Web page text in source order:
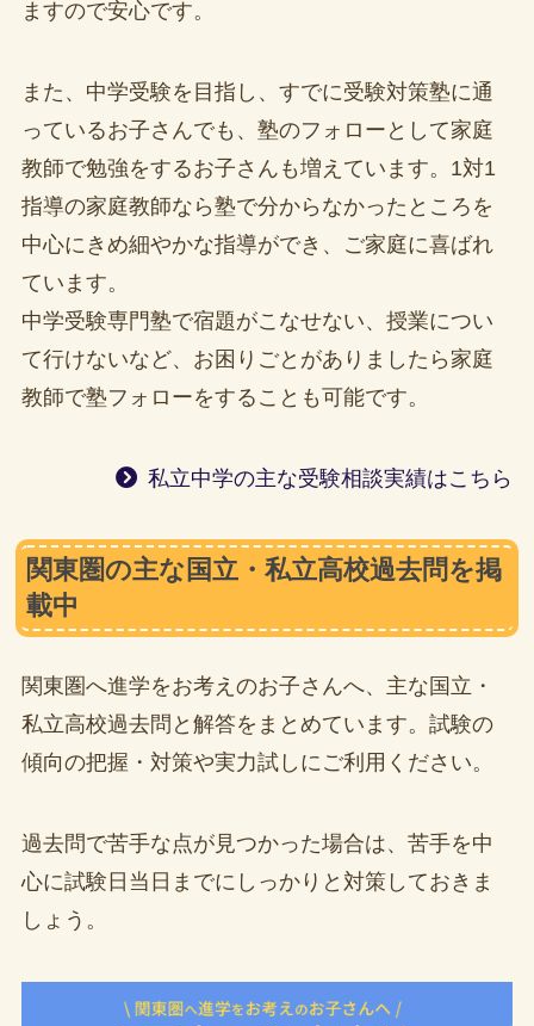
ますので安心です。
また、中学受験を目指し、すでに受験対策塾に通
っているお子さんでも、塾のフォローとして家庭
教師で勉強をするお子さんも増えています。1対1
指導の家庭教師なら塾で分からなかったところを
中心にきめ細やかな指導ができ、ご家庭に喜ばれ
ています。
中学受験専門塾で宿題がこなせない、授業につい
て行けないなど、お困りごとがありましたら家庭
教師で塾フォローをすることも可能です。
私立中学の主な受験相談実績はこちら
関東圏の主な国立・私立高校過去問を掲
載中
関東圏へ進学をお考えのお子さんへ、主な国立・
私立高校過去問と解答をまとめています。試験の
傾向の把握・対策や実力試しにご利用ください。
過去問で苦手な点が見つかった場合は、苦手を中
心に試験日当日までにしっかりと対策しておきま
しょう。